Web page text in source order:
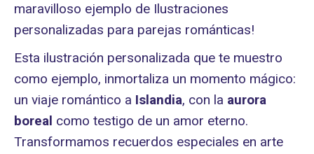
maravilloso ejemplo de Ilustraciones
personalizadas para parejas románticas!
Esta ilustración personalizada que te muestro
como ejemplo, inmortaliza un momento mágico:
un viaje romántico a Islandia, con la aurora
boreal como testigo de un amor eterno.
Transformamos recuerdos especiales en arte